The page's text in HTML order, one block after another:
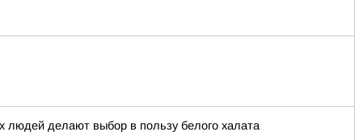
людей делают выбор в пользу белого халата